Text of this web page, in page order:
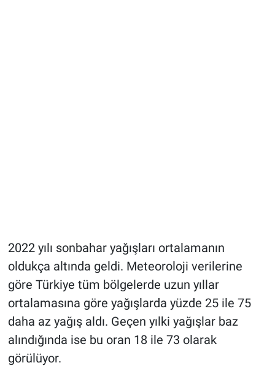
2022 yılı sonbahar yağışları ortalamanın
oldukça altında geldi. Meteoroloji verilerine
göre Türkiye tüm bölgelerde uzun yıllar
ortalamasına göre yağışlarda yüzde 25 ile 75
daha az yağış aldı. Geçen yılki yağışlar baz
alındığında ise bu oran 18 ile 73 olarak
görülüyor.